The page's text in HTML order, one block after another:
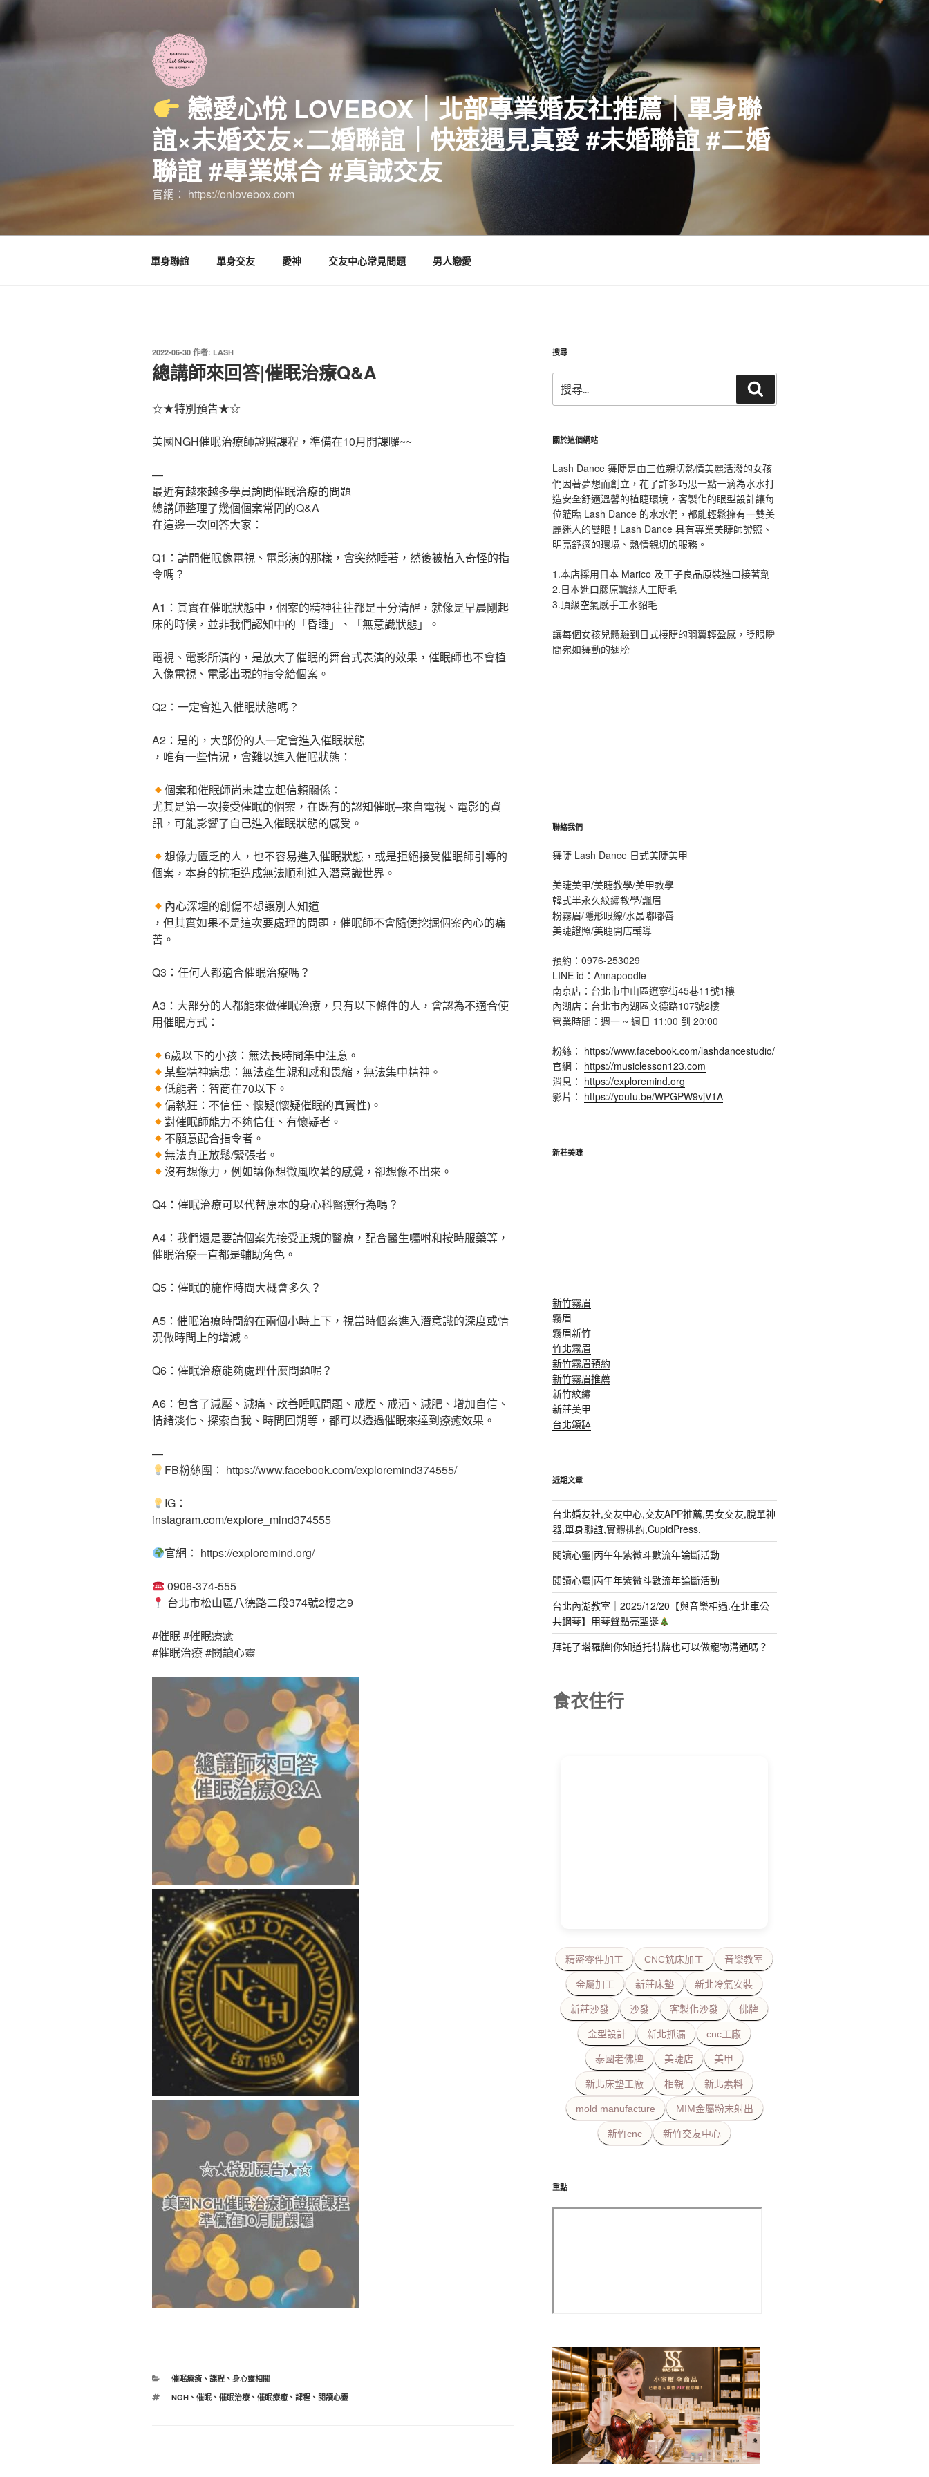
跳
至
主
要
戀愛心悅 LOVEBOX｜北部專業婚友社推薦｜單身聯
誼×未婚交友×二婚聯誼｜快速遇見真愛 #未婚聯誼 #二婚
聯誼 #專業媒合 #真誠交友
官網： https://onlovebox.com
單身聯誼 單身交友 愛神 交友中心常見問題 男人戀愛
發
佈
於
2022-06-30 作者: LASH
總講師來回答|催眠治療Q&A
☆★特別預告★☆
美國NGH催眠治療師證照課程，準備在10月開課囉~~
—
最近有越來越多學員詢問催眠治療的問題
總講師整理了幾個個案常問的Q&A
在這邊一次回答大家：
Q1：請問催眠像電視、電影演的那樣，會突然睡著，然後被植入奇怪的指
令嗎？
A1：其實在催眠狀態中，個案的精神往往都是十分清醒，就像是早晨剛起
床的時候，並非我們認知中的「昏睡」、「無意識狀態」。
電視、電影所演的，是放大了催眠的舞台式表演的效果，催眠師也不會植
入像電視、電影出現的指令給個案。
Q2：一定會進入催眠狀態嗎？
A2：是的，大部份的人一定會進入催眠狀態
，唯有一些情況，會難以進入催眠狀態：
個案和催眠師尚未建立起信賴關係：
尤其是第一次接受催眠的個案，在既有的認知催眠–來自電視、電影的資
訊，可能影響了自己進入催眠狀態的感受。
想像力匱乏的人，也不容易進入催眠狀態，或是拒絕接受催眠師引導的
個案，本身的抗拒造成無法順利進入潛意識世界。
內心深埋的創傷不想讓別人知道
，但其實如果不是這次要處理的問題，催眠師不會隨便挖掘個案內心的痛
苦。
Q3：任何人都適合催眠治療嗎？
A3：大部分的人都能來做催眠治療，只有以下條件的人，會認為不適合使
用催眠方式：
6歲以下的小孩：無法長時間集中注意。
某些精神病患：無法產生親和感和畏縮，無法集中精神。
低能者：智商在70以下。
偏執狂：不信任、懷疑(懷疑催眠的真實性)。
對催眠師能力不夠信任、有懷疑者。
不願意配合指令者。
無法真正放鬆/緊張者。
沒有想像力，例如讓你想微風吹著的感覺，卻想像不出來。
Q4：催眠治療可以代替原本的身心科醫療行為嗎？
A4：我們還是要請個案先接受正規的醫療，配合醫生囑咐和按時服藥等，
催眠治療一直都是輔助角色。
Q5：催眠的施作時間大概會多久？
A5：催眠治療時間約在兩個小時上下，視當時個案進入潛意識的深度或情
況做時間上的增減。
Q6：催眠治療能夠處理什麼問題呢？
A6：包含了減壓、減痛、改善睡眠問題、戒煙、戒酒、減肥、增加自信、
情緒淡化、探索自我、時間回朔等，都可以透過催眠來達到療癒效果。
—
FB粉絲團： https://www.facebook.com/exploremind374555/
IG：
instagram.com/explore_mind374555
官網： https://exploremind.org/
0906-374-555
台北市松山區八德路二段374號2樓之9
#催眠 #催眠療癒
#催眠治療 #閱讀心靈
分
催眠療癒、 課程、 身心靈相關
標
NGH、 催眠、 催眠治療、 催眠療癒、 課程、 閱讀心靈
搜尋
尋
關
字:
尋
關於這個網站
Lash Dance 舞睫是由三位親切熱情美麗活潑的女孩
們因著夢想而創立，花了許多巧思一點一滴為水水打
造安全舒適溫馨的植睫環境，客製化的眼型設計讓每
位蒞臨 Lash Dance 的水水們，都能輕鬆擁有一雙美
麗迷人的雙眼！Lash Dance 具有專業美睫師證照、
明亮舒適的環境、熱情親切的服務。
1.本店採用日本 Marico 及王子良品原裝進口接著劑
2.日本進口膠原蠶絲人工睫毛
3.頂級空氣感手工水貂毛
讓每個女孩兒體驗到日式接睫的羽翼輕盈感，眨眼瞬
間宛如舞動的翅膀
聯絡我們
舞睫 Lash Dance 日式美睫美甲
美睫美甲/美睫教學/美甲教學
韓式半永久紋繡教學/飄眉
粉霧眉/隱形眼線/水晶嘟嘟唇
美睫證照/美睫開店輔導
預約：0976-253029
LINE id：Annapoodle
南京店：台北市中山區遼寧街45巷11號1樓
內湖店：台北市內湖區文德路107號2樓
營業時間：週一 ~ 週日 11:00 到 20:00
粉絲： https://www.facebook.com/lashdancestudio/
官網： https://musiclesson123.com
消息： https://exploremind.org
影片： https://youtu.be/WPGPW9vjV1A
新莊美睫
新竹霧眉
霧眉
霧眉新竹
竹北霧眉
新竹霧眉預約
新竹霧眉推薦
新竹紋繡
新莊美甲
台北頌缽
近期文章
台北婚友社,交友中心,交友APP推薦,男女交友,脫單神
器,單身聯誼,實體排約,CupidPress,
閱讀心靈|丙午年紫微斗數流年論斷活動
閱讀心靈|丙午年紫微斗數流年論斷活動
台北內湖教室｜2025/12/20【與音樂相遇.在北車公
共鋼琴】用琴聲點亮聖誕
拜託了塔羅牌|你知道托特牌也可以做寵物溝通嗎？
食衣住行
精密零件加工 CNC銑床加工 音樂教室
金屬加工 新莊床墊 新北冷氣安裝
新莊沙發 沙發 客製化沙發 佛牌
金型設計 新北抓漏 cnc工廠
泰國老佛牌 美睫店 美甲
新北床墊工廠 相親 新北素料
mold manufacture MIM金屬粉末射出
新竹cnc 新竹交友中心
重點